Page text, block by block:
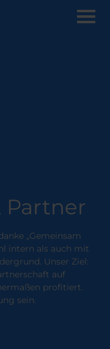
Partner
„Gemeinsam
intern als auch mit
Unser Ziel:
auf
profitiert.
sein.